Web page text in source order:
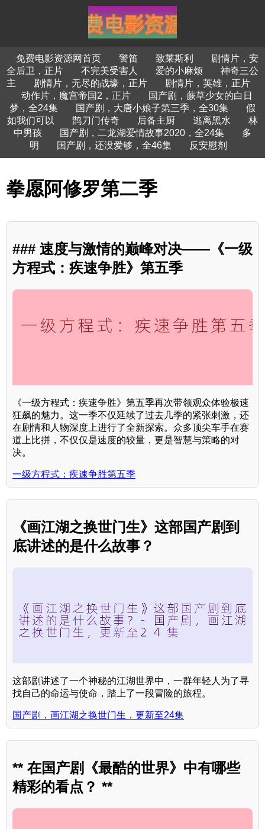
免费电影资源网首页 警笛 致莱斯利
剧情片，安
全后卫，正片
不完美受害人 爱的小麻烦
神奇三公
主
剧情片，无尽的战壕，正片
剧情片，英雄，正片
动作片，魔宫帝国2，正片
国产剧，蕨草少女的白日
梦，全24集
国产剧，大唐小娘子第三季，全30集
假
如我们可以
鹊刀门传奇 后备主厨 逃离黑水
林
中男孩
国产剧，二龙湖爱情故事2020，全24集
多
明
国产剧，还没爱够，全46集 反安慰剂
拳愿阿修罗第二季
### 速度与激情的巅峰对决——《一级
方程式：疾速争胜》第五季
《一级方程式：疾速争胜》第五季再次带领观众体验极速
狂飙的魅力。这一季不仅延续了过去几季的紧张刺激，还
在剧情和人物深度上进行了全新探索。众多顶尖车手在赛
道上比拼，不仅仅是速度的较量，更是智慧与策略的对
决。
一级方程式：疾速争胜第五季
《画江湖之换世门生》这部国产剧到
底讲述的是什么故事？
这部剧讲述了一个神秘的江湖世界中，一群年轻人为了寻
找自己的命运与使命，踏上了一段冒险的旅程。
国产剧，画江湖之换世门生，更新至24集
** 在国产剧《最酷的世界》中有哪些
精彩的看点？ **